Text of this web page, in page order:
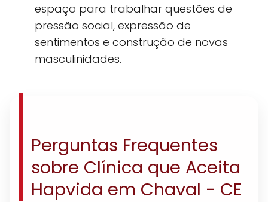
espaço para trabalhar questões de
pressão social, expressão de
sentimentos e construção de novas
masculinidades.
Perguntas Frequentes
sobre Clínica que Aceita
Hapvida em Chaval - CE